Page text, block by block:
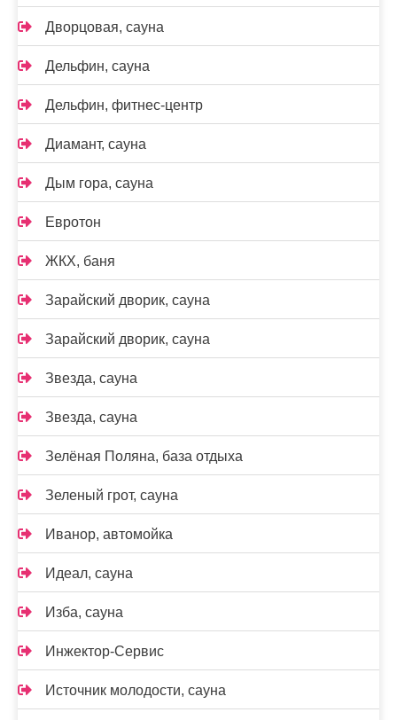
Дворцовая, сауна
Дельфин, сауна
Дельфин, фитнес-центр
Диамант, сауна
Дым гора, сауна
Евротон
ЖКХ, баня
Зарайский дворик, сауна
Зарайский дворик, сауна
Звезда, сауна
Звезда, сауна
Зелёная Поляна, база отдыха
Зеленый грот, сауна
Иванор, автомойка
Идеал, сауна
Изба, сауна
Инжектор-Сервис
Источник молодости, сауна